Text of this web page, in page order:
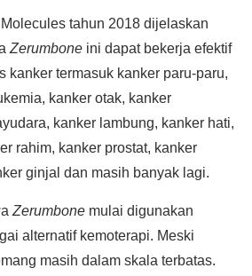
tahun 2018 dijelaskan
Zerumbone ini dapat bekerja efektif
kanker termasuk kanker paru-paru,
kanker otak, kanker
kanker lambung, kanker hati,
rahim, kanker prostat, kanker
ginjal dan masih banyak lagi.
Zerumbone mulai digunakan
alternatif kemoterapi. Meski
masih dalam skala terbatas.